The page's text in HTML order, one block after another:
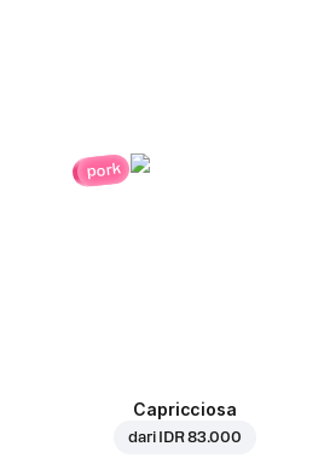
pork
Capricciosa
dari IDR 83.000